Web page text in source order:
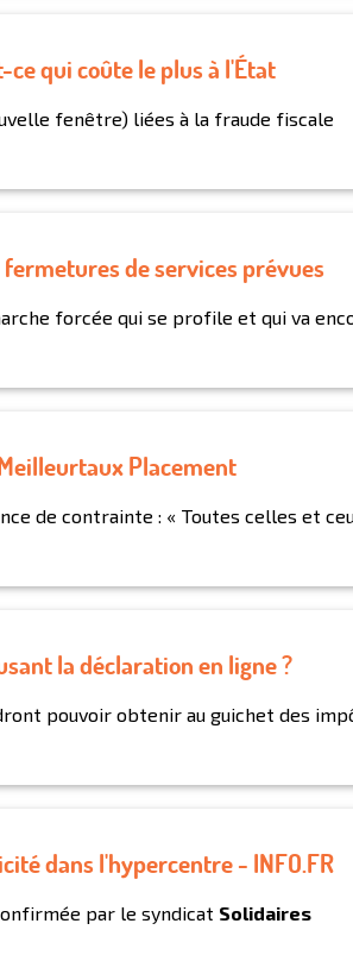
qui coûte le plus à l'État
fenêtre) liées à la fraude fiscale
de services prévues
forcée qui se profile et qui va
Placement
de contrainte : « Toutes celles et
la déclaration en ligne ?
pouvoir obtenir au guichet des
dans l'hypercentre - INFO.FR
par le syndicat Solidaires